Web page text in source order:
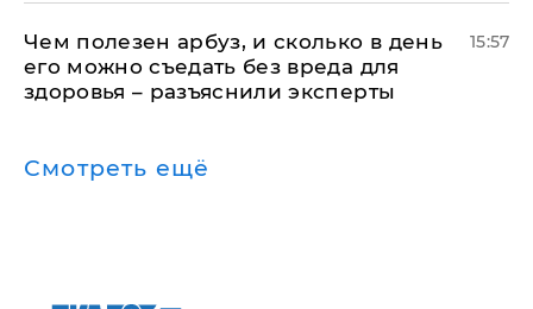
Чем полезен арбуз, и сколько в день
его можно съедать без вреда для
здоровья – разъяснили эксперты
15:57
Смотреть ещё